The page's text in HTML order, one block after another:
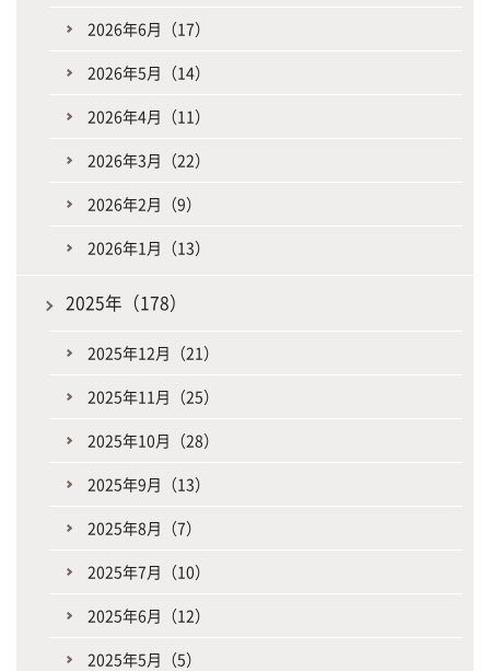
2026年6月（17）
2026年5月（14）
2026年4月（11）
2026年3月（22）
2026年2月（9）
2026年1月（13）
2025年（178）
2025年12月（21）
2025年11月（25）
2025年10月（28）
2025年9月（13）
2025年8月（7）
2025年7月（10）
2025年6月（12）
2025年5月（5）